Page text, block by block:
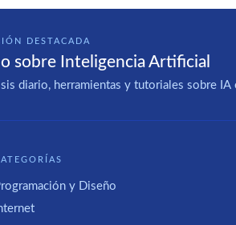
DESTACADA
sobre Inteligencia Artificial
diario, herramientas y tutoriales sobre
y Diseño